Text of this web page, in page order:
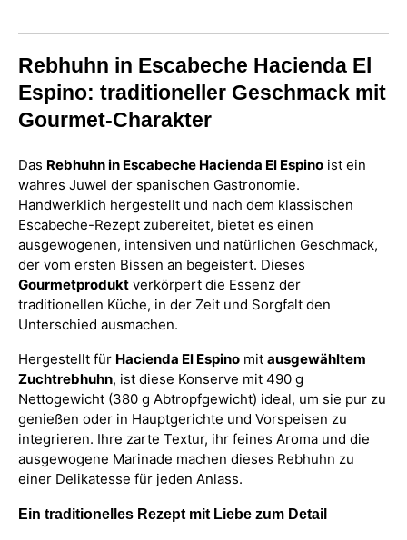
Rebhuhn in Escabeche Hacienda El
Espino: traditioneller Geschmack mit
Gourmet-Charakter
Das Rebhuhn in Escabeche Hacienda El Espino ist ein
wahres Juwel der spanischen Gastronomie.
Handwerklich hergestellt und nach dem klassischen
Escabeche-Rezept zubereitet, bietet es einen
ausgewogenen, intensiven und natürlichen Geschmack,
der vom ersten Bissen an begeistert. Dieses
Gourmetprodukt verkörpert die Essenz der
traditionellen Küche, in der Zeit und Sorgfalt den
Unterschied ausmachen.
Hergestellt für Hacienda El Espino mit ausgewähltem
Zuchtrebhuhn, ist diese Konserve mit 490 g
Nettogewicht (380 g Abtropfgewicht) ideal, um sie pur zu
genießen oder in Hauptgerichte und Vorspeisen zu
integrieren. Ihre zarte Textur, ihr feines Aroma und die
ausgewogene Marinade machen dieses Rebhuhn zu
einer Delikatesse für jeden Anlass.
Ein traditionelles Rezept mit Liebe zum Detail